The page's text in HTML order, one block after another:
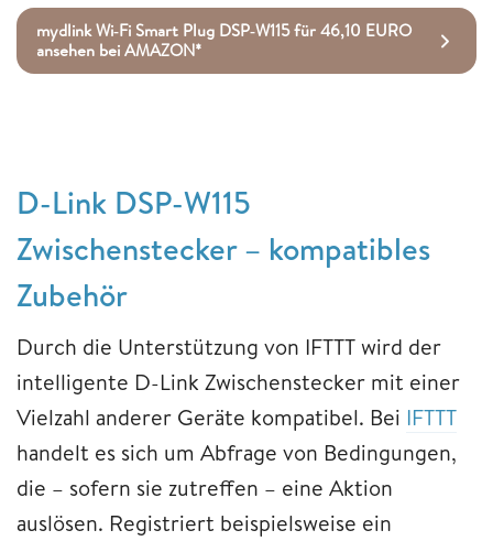
mydlink Wi‑Fi Smart Plug DSP‑W115 für 46,10 EURO
ansehen bei AMAZON*
D-Link DSP-W115
Zwischenstecker – kompatibles
Zubehör
Durch die Unterstützung von IFTTT wird der
intelligente D-Link Zwischenstecker mit einer
Vielzahl anderer Geräte kompatibel. Bei IFTTT
handelt es sich um Abfrage von Bedingungen,
die – sofern sie zutreffen – eine Aktion
auslösen. Registriert beispielsweise ein